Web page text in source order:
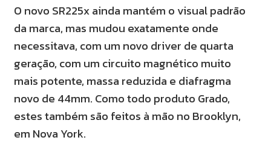
O novo SR225x ainda mantém o visual padrão
da marca, mas mudou exatamente onde
necessitava, com um novo driver de quarta
geração, com um circuito magnético muito
mais potente, massa reduzida e diafragma
novo de 44mm. Como todo produto Grado,
estes também são feitos à mão no Brooklyn,
em Nova York.